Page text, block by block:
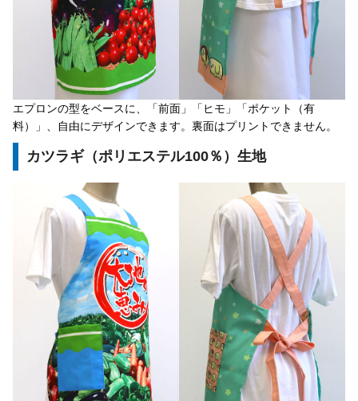
エプロンの型をベースに、「前面」「ヒモ」「ポケット（有
料）」、自由にデザインできます。裏面はプリントできません。
カツラギ（ポリエステル100％）生地